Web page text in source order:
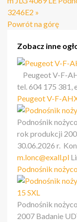
3246E2 »
Powrót na górę
Zobacz inne
Peugeot V-F-
tel. 604 175 381,
Peugeot V-F-
Podnośnik
rok produkcji
30.06.2026 r.
m.lonc@exall.pl
Podnośnik
Podnośnik
2007 Badanie